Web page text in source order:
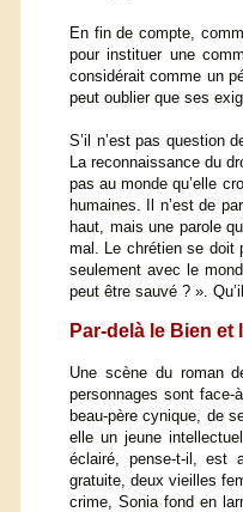
En fin de compte,
pour instituer une
considérait comme un
peut oublier que ses
S’il n’est pas question
La reconnaissance du
pas au monde qu’elle
humaines. Il n’est de
haut, mais une parole
mal. Le chrétien se doit
seulement avec le
peut être sauvé ? ».
Par-delà le Bien et
Une scène du roman
personnages sont face-
beau-père cynique, de
elle un jeune
éclairé, pense-t-il, est
gratuite, deux vieilles
crime, Sonia fond en